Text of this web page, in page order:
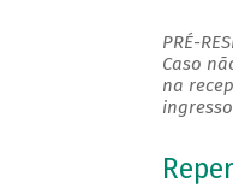
PRÉ-
Caso
na